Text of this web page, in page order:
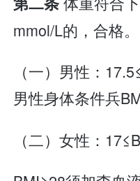
mmol/L的，合格。
（一）男性：
男性身体条件兵
（二）女性：